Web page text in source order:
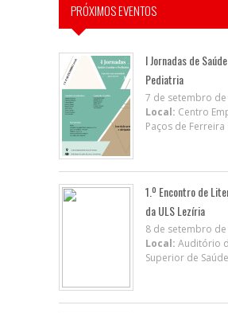
PRÓXIMOS EVENTOS
I Jornadas de
Pediatria
7 de setembro de
Local: Centro
Paços de Ferreira
1.º Encontro de
da ULS Lezíria
8 de setembro
Local: Auditório
Superior de